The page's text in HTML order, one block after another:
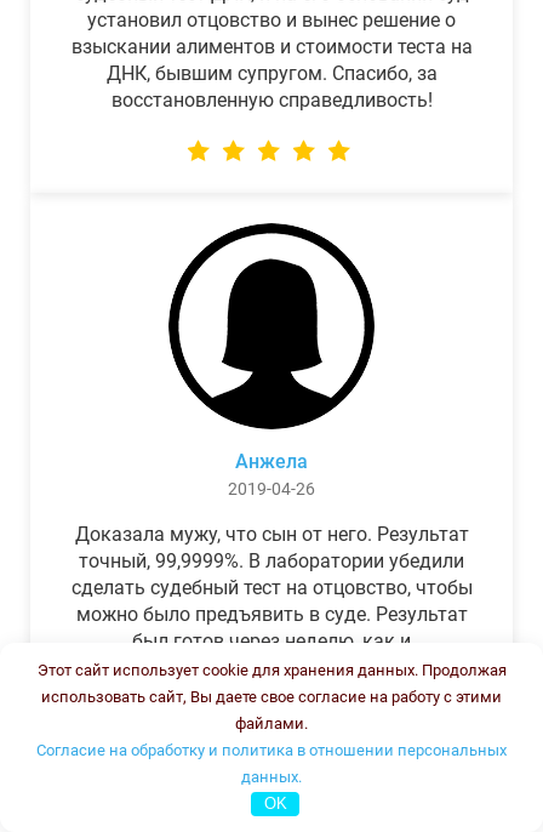
установил отцовство и вынес решение о
взыскании алиментов и стоимости теста на
ДНК, бывшим супругом. Спасибо, за
восстановленную справедливость!
Анжела
2019-04-26
Доказала мужу, что сын от него. Результат
точный, 99,9999%. В лаборатории убедили
сделать судебный тест на отцовство, чтобы
можно было предъявить в суде. Результат
был готов через неделю, как и
обещали.Теперь муж бегает и извиняется.
Этот сайт использует cookie для хранения данных. Продолжая
использовать сайт, Вы даете свое согласие на работу с этими
файлами.
Согласие на обработку и политика в отношении персональных
данных.
OK